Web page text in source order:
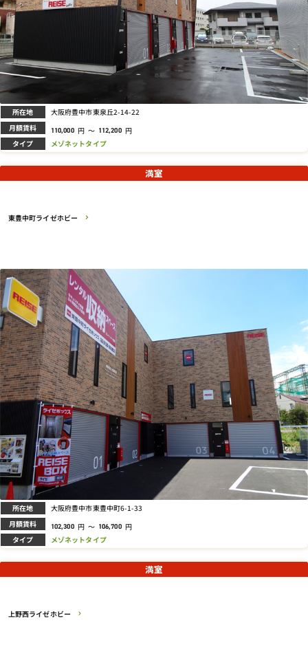
所在地 大阪府豊中市東泉丘2-14-22
月額賃料 110,000 円 ～ 112,200 円
タイプ メゾネットタイプ
東豊中町ライゼホビー
満室
所在地 大阪府豊中市東豊中町6-1-33
月額賃料 102,300 円 ～ 106,700 円
タイプ メゾネットタイプ
上野西ライゼホビー
満室